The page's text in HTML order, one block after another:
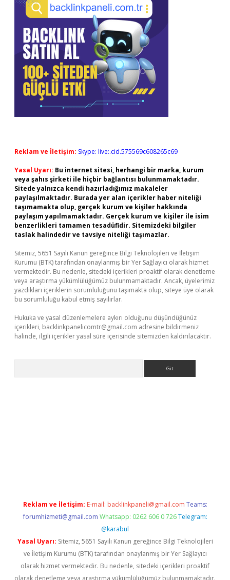
Reklam ve İletişim: Skype: live:.cid.575569c608265c69
Yasal Uyarı: Bu internet sitesi, herhangi bir marka, kurum
veya şahıs şirketi ile hiçbir bağlantısı bulunmamaktadır.
Sitede yalnızca kendi hazırladığımız makaleler
paylaşılmaktadır. Burada yer alan içerikler haber niteliği
taşımamakta olup, gerçek kurum ve kişiler hakkında
paylaşım yapılmamaktadır. Gerçek kurum ve kişiler ile isim
benzerlikleri tamamen tesadüfidir. Sitemizdeki bilgiler
taslak halindedir ve tavsiye niteliği taşımazlar.
Sitemiz, 5651 Sayılı Kanun gereğince Bilgi Teknolojileri ve İletişim
Kurumu (BTK) tarafından onaylanmış bir Yer Sağlayıcı olarak hizmet
vermektedir. Bu nedenle, sitedeki içerikleri proaktif olarak denetleme
veya araştırma yükümlülüğümüz bulunmamaktadır. Ancak, üyelerimiz
yazdıkları içeriklerin sorumluluğunu taşımakta olup, siteye üye olarak
bu sorumluluğu kabul etmiş sayılırlar.
Hukuka ve yasal düzenlemelere aykırı olduğunu düşündüğünüz
içerikleri, backlinkpanelicomtr@gmail.com adresine bildirmeniz
halinde, ilgili içerikler yasal süre içerisinde sitemizden kaldırılacaktır.
Reklam ve İletişim: E-mail: backlinkpaneli@gmail.com Teams:
forumhizmeti@gmail.com Whatsapp: 0262 606 0 726 Telegram:
@karabul
Yasal Uyarı: Sitemiz, 5651 Sayılı Kanun gereğince Bilgi Teknolojileri
ve İletişim Kurumu (BTK) tarafından onaylanmış bir Yer Sağlayıcı
olarak hizmet vermektedir. Bu nedenle, sitedeki içerikleri proaktif
olarak denetleme veya araştırma yükümlülüğümüz bulunmamaktadır.